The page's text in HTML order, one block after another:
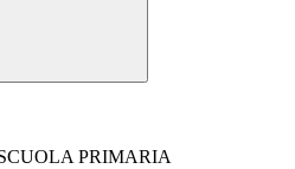
PRIMARIA